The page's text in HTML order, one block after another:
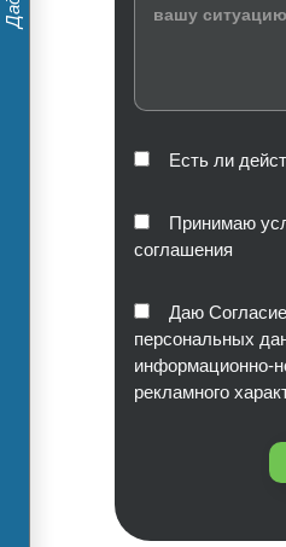
Есть ли
Принимаю
соглашения
Даю
персональных
информационно-
рекламного